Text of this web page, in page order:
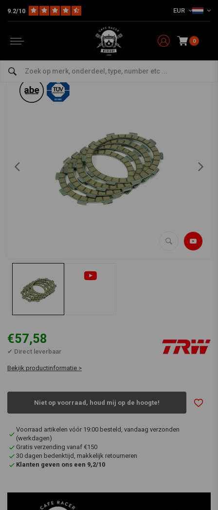
9.2/10 EUR
0
The Workshop Koppelingsplatenset MCC515-8
Koppelingsplatenset MCC515-8
€57,58
✔ Direct leverbaar
Bekijk productinformatie >
Niet op voorraad, houd mij op de hoogte!
Voorraad artikelen vóór 19:00 besteld, vandaag verzonden
(werkdagen)
Gratis verzending vanaf €150
30 dagen bedenktijd, makkelijk retourneren
Klanten geven ons een 9,2/10